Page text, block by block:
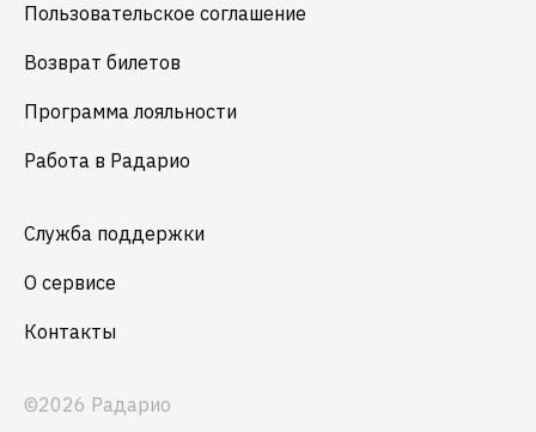
Пользовательское соглашение
Возврат билетов
Программа лояльности
Работа в Радарио
Служба поддержки
О сервисе
Контакты
©2026 Радарио